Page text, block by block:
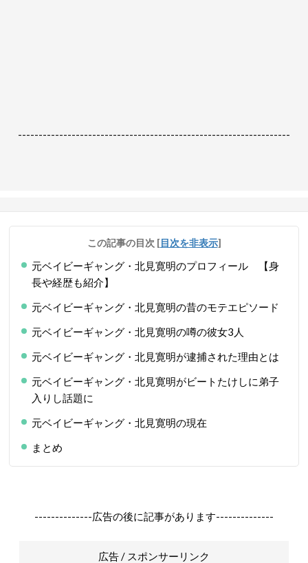
------------------------------------------------------------------
この記事の目次 [目次を非表示]
元ベイビーギャング・北見寛明のプロフィール 【身
長や経歴も紹介】
元ベイビーギャング・北見寛明の昔のモテエピソード
元ベイビーギャング・北見寛明の噂の彼女3人
元ベイビーギャング・北見寛明が逮捕された理由とは
元ベイビーギャング・北見寛明がビートたけしに弟子
入りし話題に
元ベイビーギャング・北見寛明の現在
まとめ
--------------広告の後に記事があります--------------
広告 / スポンサーリンク